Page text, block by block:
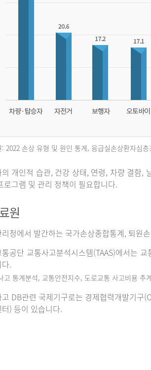
2022 손상 유형 및 원인 통계, 응급실손상환자심층
개인적 습관, 건강 상태, 연령, 차량 결함,
로그램 및 관리 정책이 필요합니다.
원
청에서 발간하는 국가손상종합통계, 퇴원
공단 교통사고분석시스템(TAAS)에서는
.
고 통계분석, 교통안전지수, 도로교통 사고비용 추
DB관련 국제기구로는 경제협력개발기구
) 등이 있습니다.